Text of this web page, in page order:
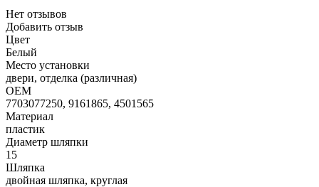
Нет отзывов
Добавить отзыв
Цвет
Белый
Место установки
двери, отделка (различная)
OEM
7703077250, 9161865, 4501565
Материал
пластик
Диаметр шляпки
15
Шляпка
двойная шляпка, круглая